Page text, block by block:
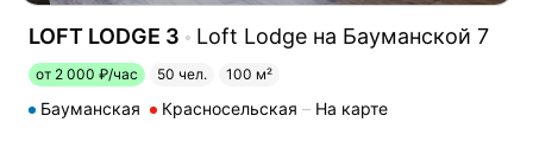
LOFT LODGE 3 Loft Lodge на Бауманской 7
от 2 000 ₽/час 50 чел. 100 м²
Бауманская Красносельская На карте